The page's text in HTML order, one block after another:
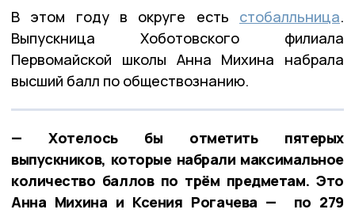
В этом году в округе есть стобалльница.
Выпускница Хоботовского филиала
Первомайской школы Анна Михина набрала
высший балл по обществознанию.
— Хотелось бы отметить пятерых
выпускников, которые набрали максимальное
количество баллов по трём предметам. Это
Анна Михина и Ксения Рогачева — по 279